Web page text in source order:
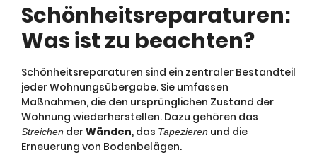
Schönheitsreparaturen:
Was ist zu beachten?
Schönheitsreparaturen sind ein zentraler Bestandteil
jeder Wohnungsübergabe. Sie umfassen
Maßnahmen, die den ursprünglichen Zustand der
Wohnung wiederherstellen. Dazu gehören das
Streichen derWänden, das Tapezieren und die
Erneuerung von Bodenbelägen.